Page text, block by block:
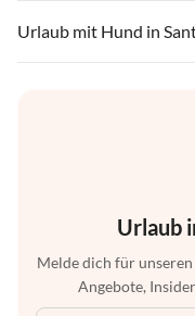
Urlaub mit Hund in
Urlaub
Melde dich für
Angebote,